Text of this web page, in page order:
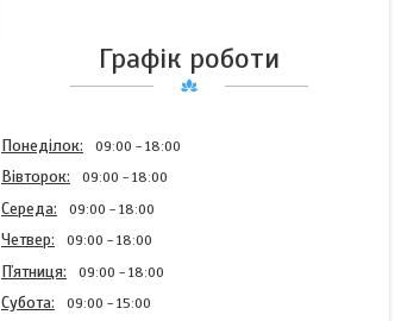
Графік роботи
Понеділок 09:00 18:00
Вівторок 09:00 18:00
Середа 09:00 18:00
Четвер 09:00 18:00
Пʼятниця 09:00 18:00
Субота 09:00 15:00